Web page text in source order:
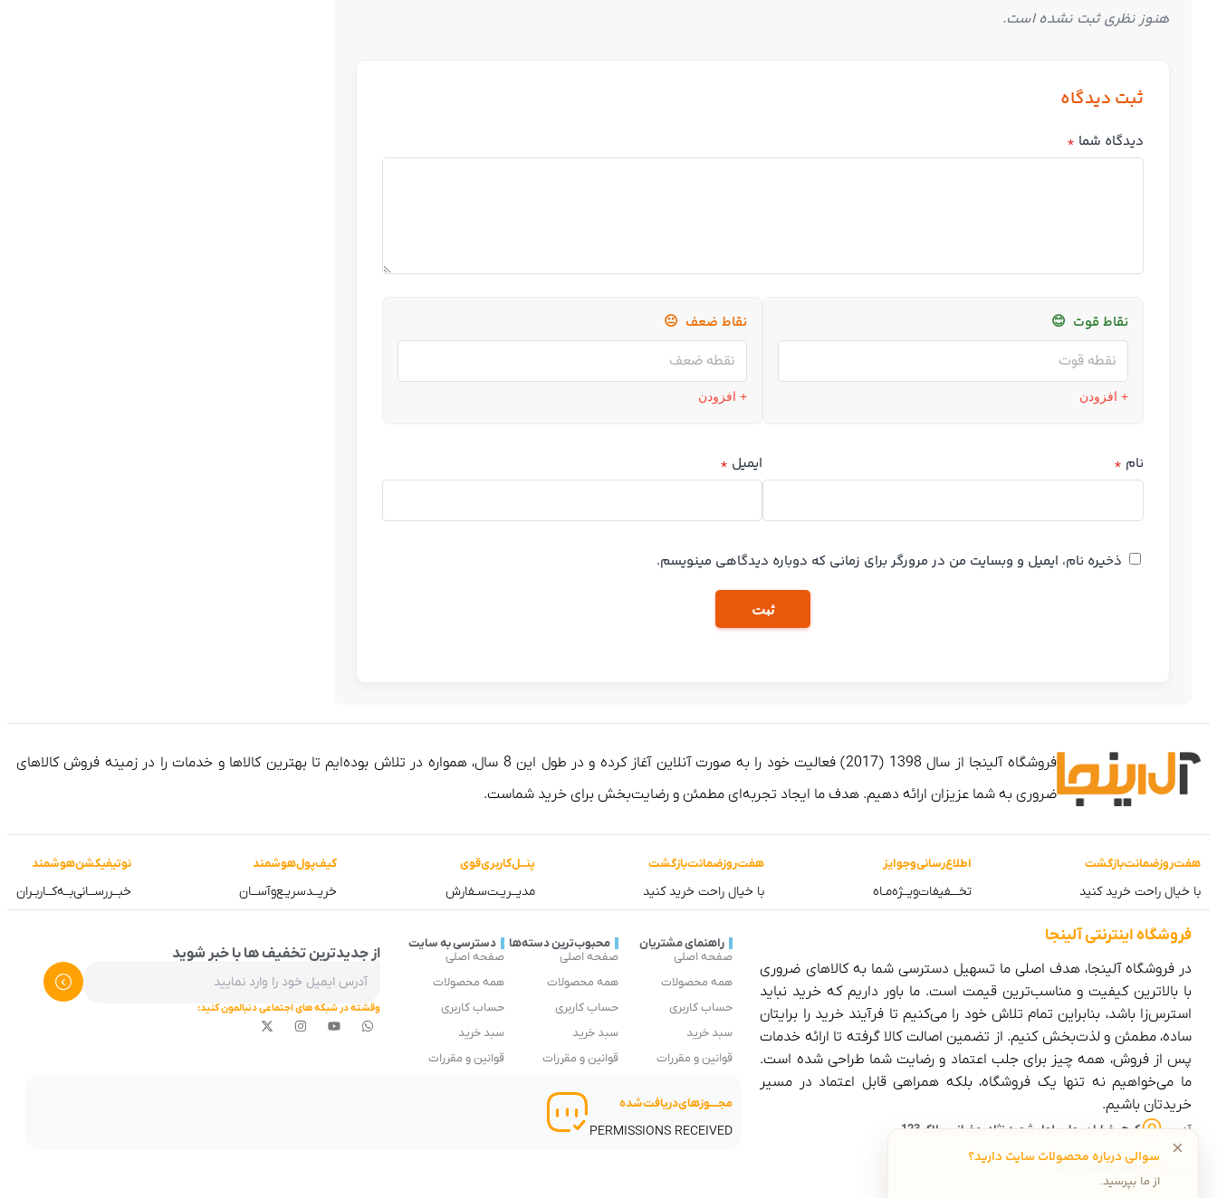
هنوز نظری ثبت نشده است.
ثبت دیدگاه
دیدگاه شما *
نقاط قوت 😊
+ افزودن
نقاط ضعف 😐
+ افزودن
نام * ایمیل *
ذخیره نام، ایمیل و وبسایت من در مرورگر برای زمانی که دوباره دیدگاهی مینویسم.
ثبت
فروشگاه آلینجا از سال 1398 (2017) فعالیت خود را به صورت آنلاین آغاز کرده و در طول این 8 سال، همواره در تلاش بوده‌ایم تا بهترین کالاها و خدمات را در زمینه فروش کالاهای
ضروری به شما عزیزان ارائه دهیم. هدف ما ایجاد تجربه‌ای مطمئن و رضایت‌بخش برای خرید شماست.
هفت‌روز‌ضمانت‌بازگشت
با خیال راحت خرید کنید
اطلاع‌رسانی‌و‌جوایز
تخـــفیفات‌ویــژه‌مـاه
هفت‌روز‌ضمانت‌بازگشت
با خیال راحت خرید کنید
پنــل‌کاربری‌قوی
مدیــریـت‌سـفارش
کیف‌پول‌هوشمند
خریــد‌سریـع‌و‌آســان
نوتیفیکشن‌هوشمند
خبــررســانی‌بــه‌کــاربـران
فروشگاه‌ اینترنتی‌ آلینجا
در فروشگاه آلینجا، هدف اصلی ما تسهیل دسترسی شما به کالاهای ضروری
با بالاترین کیفیت و مناسب‌ترین قیمت است. ما باور داریم که خرید نباید
استرس‌زا باشد، بنابراین تمام تلاش خود را می‌کنیم تا فرآیند خرید را برایتان
ساده، مطمئن و لذت‌بخش کنیم. از تضمین اصالت کالا گرفته تا ارائه خدمات
پس از فروش، همه چیز برای جلب اعتماد و رضایت شما طراحی شده است.
ما می‌خواهیم نه تنها یک فروشگاه، بلکه همراهی قابل اعتماد در مسیر
خریدتان باشیم.
آدرس کرج، خیابان بهار، بلوار شهید نژاد رمضانی، پلاک 123
info@allinja.com
راهنمای مشتریان
صفحه اصلی
همه محصولات
حساب کاربری
سبد خرید
قوانین و مقررات
محبوب‌ترین دسته‌ها
صفحه اصلی
همه محصولات
حساب کاربری
سبد خرید
قوانین و مقررات
دسترسی به سایت
صفحه اصلی
همه محصولات
حساب کاربری
سبد خرید
قوانین و مقررات
از جدیدترین تخفیف ها با خبر شوید
وقشته در شبکه های اجتماعی دنبالمون کنید:
مجـــوز‌های‌دریافت‌شده
PERMISSIONS RECEIVED
× سوالی درباره محصولات سایت دارید؟
از ما بپرسید.